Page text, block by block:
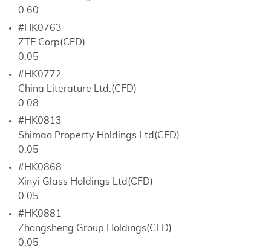
0.60
#HK0763
ZTE Corp(CFD)
0.05
#HK0772
China Literature Ltd.(CFD)
0.08
#HK0813
Shimao Property Holdings Ltd(CFD)
0.05
#HK0868
Xinyi Glass Holdings Ltd(CFD)
0.05
#HK0881
Zhongsheng Group Holdings(CFD)
0.05